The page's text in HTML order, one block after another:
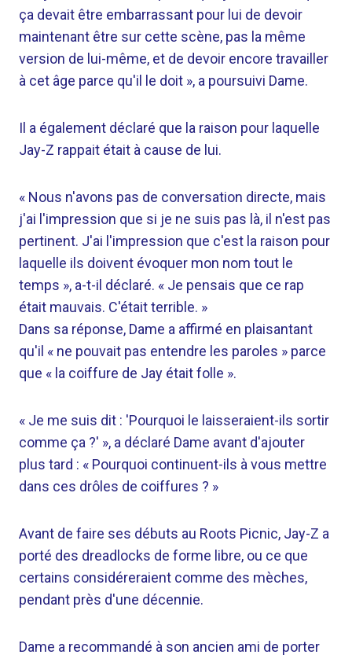
ça devait être embarrassant pour lui de devoir
maintenant être sur cette scène, pas la même
version de lui-même, et de devoir encore travailler
à cet âge parce qu'il le doit », a poursuivi Dame.
Il a également déclaré que la raison pour laquelle
Jay-Z rappait était à cause de lui.
« Nous n'avons pas de conversation directe, mais
j'ai l'impression que si je ne suis pas là, il n'est pas
pertinent. J'ai l'impression que c'est la raison pour
laquelle ils doivent évoquer mon nom tout le
temps », a-t-il déclaré. « Je pensais que ce rap
était mauvais. C'était terrible. »
Dans sa réponse, Dame a affirmé en plaisantant
qu'il « ne pouvait pas entendre les paroles » parce
que « la coiffure de Jay était folle ».
« Je me suis dit : 'Pourquoi le laisseraient-ils sortir
comme ça ?' », a déclaré Dame avant d'ajouter
plus tard : « Pourquoi continuent-ils à vous mettre
dans ces drôles de coiffures ? »
Avant de faire ses débuts au Roots Picnic, Jay-Z a
porté des dreadlocks de forme libre, ou ce que
certains considéreraient comme des mèches,
pendant près d'une décennie.
Dame a recommandé à son ancien ami de porter